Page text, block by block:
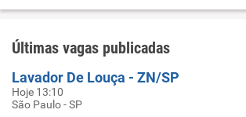
Últimas vagas publicadas
Lavador De Louça - ZN/SP
Hoje 13:10
São Paulo - SP